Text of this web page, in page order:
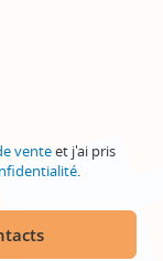
venteet j'ai pris
.